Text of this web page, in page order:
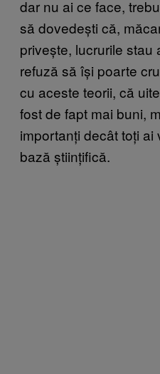
dar nu ai ce face,
să dovedești că,
privește, lucrurile stau
refuză să își poarte
cu aceste teorii, că
fost de fapt mai buni,
importanți decât toți ai
bază științifică.